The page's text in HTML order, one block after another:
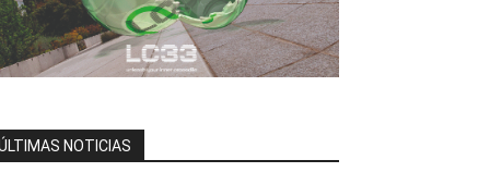
NOTICIAS